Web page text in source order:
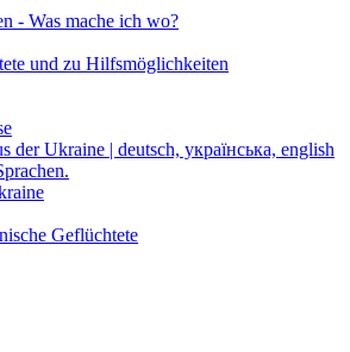
- Was mache ich wo?
und zu Hilfsmöglichkeiten
Ukraine | deutsch, українська, english
Geflüchtete